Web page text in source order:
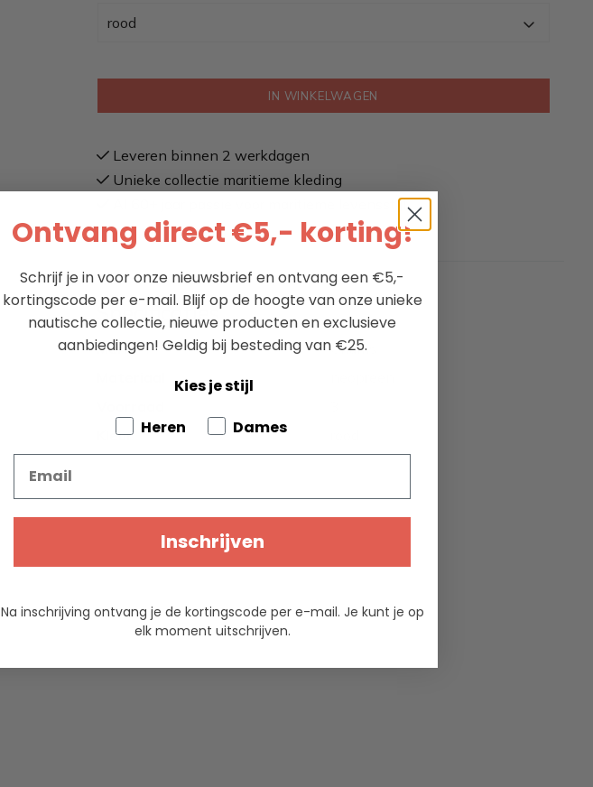
rood
IN WINKELWAGEN
Leveren binnen 2 werkdagen
Unieke collectie maritieme kleding
Al 60+ jaar passie voor maritieme levensstijl
Specificaties
Merk
Chums
Kleur
Ontvang direct €5,- korting!
Schrijf je in voor onze nieuwsbrief en ontvang een €5,-
kortingscode per e-mail. Blijf op de hoogte van onze unieke
nautische collectie, nieuwe producten en exclusieve
aanbiedingen! Geldig bij besteding van €25.
Kies je stijl
Tell us about your pets
Heren
Dames
Inschrijven
Na inschrijving ontvang je de kortingscode per e-mail. Je kunt je op
elk moment uitschrijven.